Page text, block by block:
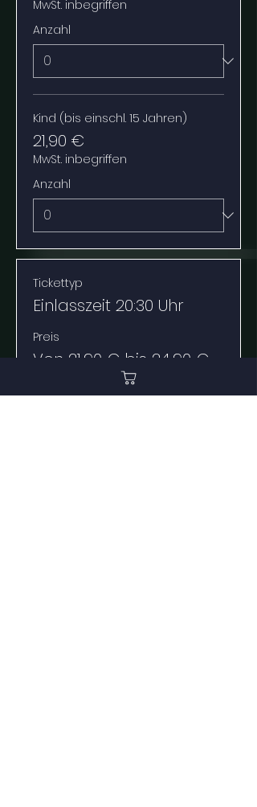
MwSt. inbegriffen
Anzahl
Kind (bis einschl. 15 Jahren)
21,90 €
MwSt. inbegriffen
Anzahl
Tickettyp
Einlasszeit 20:30 Uhr
Preis
Von 21,90 € bis 24,90 €